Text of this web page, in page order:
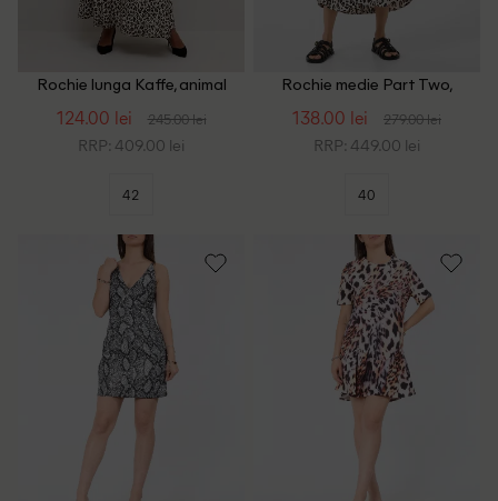
Rochie lunga Kaffe, animal
124.00 lei 245.00 lei
RRP: 409.00 lei
42
Rochie medie Part Two,
138.00 lei 279.00 lei
RRP: 449.00 lei
40